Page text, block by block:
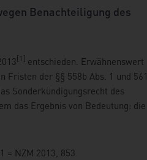
Benachteiligung des
[1] entschieden. Erwähnenswert
Fristen der §§ 558b Abs. 1 und 561
Sonderkündigungsrecht des
das Ergebnis von Bedeutung: die
= NZM 2013, 853